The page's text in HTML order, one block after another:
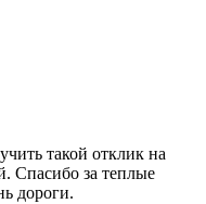
такой отклик на
Спасибо за теплые
дороги.